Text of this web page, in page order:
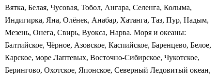
Вятка, Белая, Чусовая, Тобол, Ангара, Селенга, Колыма,
Индигирка, Яна, Олёнек, Анабар, Хатанга, Таз, Пур, Надым,
Мезень, Онега, Свирь, Вуокса, Нарва. Моря и океаны:
Балтийское, Чёрное, Азовское, Каспийское, Баренцево, Белое,
Карское, море Лаптевых, Восточно-Сибирское, Чукотское,
Берингово, Охотское, Японское, Северный Ледовитый океан,